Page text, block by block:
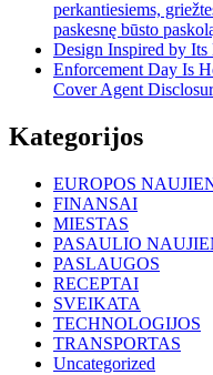
perkantiesiems,
paskesnę būsto
Design Inspired by
Enforcement Day Is
Cover Agent
Kategorijos
EUROPOS
FINANSAI
MIESTAS
PASAULIO
PASLAUGOS
RECEPTAI
SVEIKATA
TECHNOLOGIJOS
TRANSPORTAS
Uncategorized